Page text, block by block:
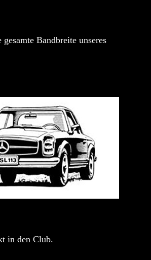
Bandbreite unseres
in den Club.